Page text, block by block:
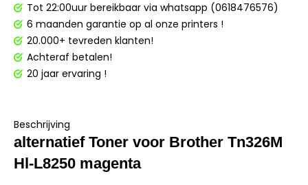
Tot 22:00uur bereikbaar via whatsapp (0618476576)
6 maanden garantie op al onze printers !
20.000+ tevreden klanten!
Achteraf betalen!
20 jaar ervaring !
Beschrijving
alternatief Toner voor Brother Tn326M
Hl-L8250 magenta